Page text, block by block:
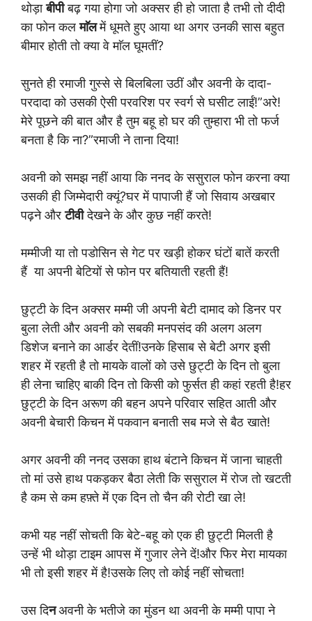
थोड़ाबीपीबढ़ गया होगा जो अक्सर ही हो जाता है तभी तो दीदी
का फोन कलमाॅलमें धूमते हुए आया था अगर उनकी सास बहुत
बीमार होती तो क्या वे माॅल घूमतीं?
सुनते ही रमाजी गुस्से से बिलबिला उठीं और अवनी के दादा-
परदादा को उसकी ऐसी परवरिश पर स्वर्ग से घसीट लाईं!”अरे!
मेरे पूछने की बात और है तुम बहू हो घर की तुम्हारा भी तो फर्ज
बनता है कि ना?”रमाजी ने ताना दिया!
अवनी को समझ नहीं आया कि ननद के ससुराल फोन करना क्या
उसकी ही जिम्मेदारी क्यूं?घर में पापाजी हैं जो सिवाय अखबार
पढ़ने औरटीवीदेखने के और कुछ नहीं करते!
मम्मीजी या तो पडोसिन से गेट पर खड़ी होकर घंटों बातें करती
हैं या अपनी बेटियों से फोन पर बतियाती रहती हैं!
छुट्टी के दिन अक्सर मम्मी जी अपनी बेटी दामाद को डिनर पर
बुला लेती और अवनी को सबकी मनपसंद की अलग अलग
डिशेज बनाने का आर्डर देतीं!उनके हिसाब से बेटी अगर इसी
शहर में रहती है तो मायके वालों को उसे छुट्टी के दिन तो बुला
ही लेना चाहिए बाकी दिन तो किसी को फुर्सत ही कहां रहती है!हर
छुट्टी के दिन अरूण की बहन अपने परिवार सहित आती और
अवनी बेचारी किचन में पकवान बनाती सब मजे से बैठ खाते!
अगर अवनी की ननद उसका हाथ बंटाने किचन में जाना चाहती
तो मां उसे हाथ पकड़कर बैठा लेती कि ससुराल में रोज तो खटती
है कम से कम हफ़्ते में एक दिन तो चैन की रोटी खा ले!
कभी यह नहीं सोचती कि बेटे-बहू को एक ही छुट्टी मिलती है
उन्हें भी थोड़ा टाइम आपस में गुजार लेने दें!और फिर मेरा मायका
भी तो इसी शहर में है!उसके लिए तो कोई नहीं सोचता!
उस दिनअवनी के भतीजे का मुंडन था अवनी के मम्मी पापा ने